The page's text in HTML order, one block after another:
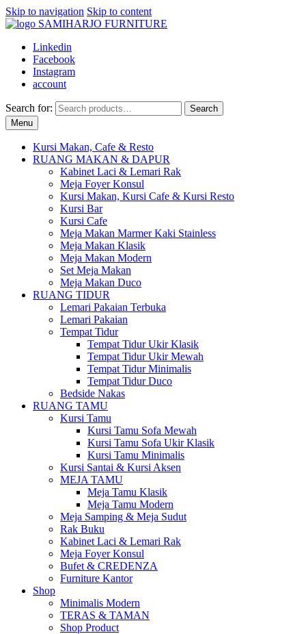
Skip to navigation Skip to content
Linkedin
Facebook
Instagram
account
Search for:
Search
Menu
Kursi Makan, Cafe & Resto
RUANG MAKAN & DAPUR
Kabinet Laci & Lemari Rak
Meja Foyer Konsul
Kursi Makan, Kursi Cafe & Kursi Resto
Kursi Bar
Kursi Cafe
Meja Makan Marmer Kaki Stainless
Meja Makan Klasik
Meja Makan Modern
Set Meja Makan
Meja Makan Duco
RUANG TIDUR
Lemari Pakaian Terbuka
Lemari Pakaian
Tempat Tidur
Tempat Tidur Ukir Klasik
Tempat Tidur Ukir Mewah
Tempat Tidur Minimalis
Tempat Tidur Duco
Bedside Nakas
RUANG TAMU
Kursi Tamu
Kursi Tamu Sofa Mewah
Kursi Tamu Sofa Ukir Klasik
Kursi Tamu Minimalis
Kursi Santai & Kursi Aksen
MEJA TAMU
Meja Tamu Klasik
Meja Tamu Modern
Meja Samping & Meja Sudut
Rak Buku
Kabinet Laci & Lemari Rak
Meja Foyer Konsul
Bufet & CREDENZA
Furniture Kantor
Shop
Minimalis Modern
TERAS & TAMAN
Shop Product